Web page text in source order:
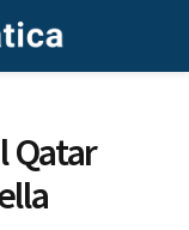
Qatar